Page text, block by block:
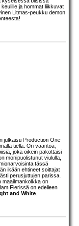
ja hommat liikkuvat
Litmas-peukku demon
julkaisu Production One
tiellä. On vääntöä,
joka oikein pakottaisi
monipuolistunut viululla,
tässä
ikään ehtineet soittajat
perusjuttujen parissa.
maailmankolkka on
Fierissä on edelleen
and White